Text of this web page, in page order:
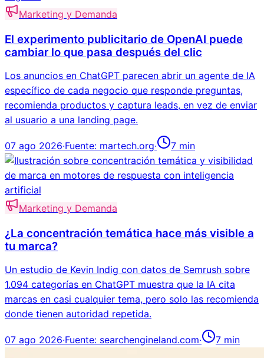
Marketing y Demanda
El experimento publicitario de OpenAI puede
cambiar lo que pasa después del clic
Los anuncios en ChatGPT parecen abrir un agente de IA
específico de cada negocio que responde preguntas,
recomienda productos y captura leads, en vez de enviar
al usuario a una landing page.
07 ago 2026·Fuente: martech.org· 7 min
Marketing y Demanda
¿La concentración temática hace más visible a
tu marca?
Un estudio de Kevin Indig con datos de Semrush sobre
1.094 categorías en ChatGPT muestra que la IA cita
marcas en casi cualquier tema, pero solo las recomienda
donde tienen autoridad repetida.
07 ago 2026·Fuente: searchengineland.com· 7 min